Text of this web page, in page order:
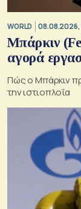
WORLD
Μπάρκιν
αγορά
Πώς ο Μπάρκιν
την ιστιοπλοΐα